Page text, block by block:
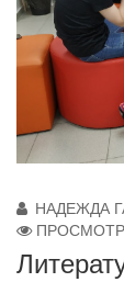
НАДЕЖДА